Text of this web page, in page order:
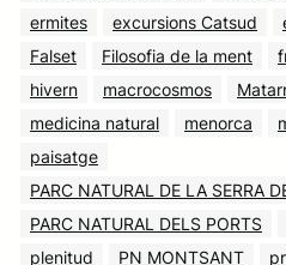
ermites
excursions Catsud
Falset
Filosofia de la ment
hivern
macrocosmos
medicina natural
menorca
paisatge
PARC NATURAL DE LA SERRA
PARC NATURAL DELS PORTS
plenitud
PN MONTSANT